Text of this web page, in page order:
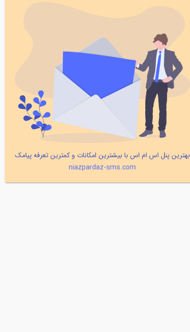
بهترین پنل اس ام اس با بیشترین امکانات و کمترین تعرفه پیامک
niazpardaz-sms.com